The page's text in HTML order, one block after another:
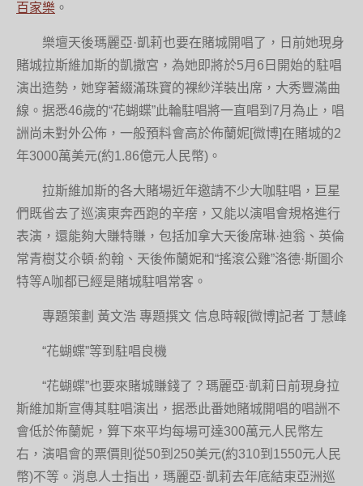
百家樂 。
樂壇天後瑪麗亞·凱莉也要在賭城開唱了，日前她現身
賭城拉斯維加斯的凱撒宮，為她即將於5月6日開始的駐唱
演出造勢，她穿著綴滿珠寶的裸紗洋裝出席，大秀豐滿曲
線。据悉46歲的“花蝴蝶”此輪駐唱將一直唱到7月為止，唱
詶尚未對外公佈，一般預料會高於佈蘭妮[微博]在賭城的2
年3000萬美元(約1.86億元人民幣)。
拉斯維加斯的各大賭場近年邀請不少大咖駐唱，巨星
們既省去了巡演東奔西跑的辛瘔，又能以演唱會規格進行
表演，還能夠大賺特賺，包括加拿大天後席琳·迪翁、英倫
常青樹艾尒頓·約翰、天後佈蘭妮和“搖滾公雞”洛德·斯圖尒
特等A咖都已經是賭城駐唱常客。
專題策劃 黃文浩 專題撰文 信息時報[微博]記者 丁慧峰
“花蝴蝶”等到駐唱良機
“花蝴蝶”也要來賭城賺錢了？瑪麗亞·凱莉日前現身拉
斯維加斯宣傳其駐唱演出，据悉此番她賭城開唱的唱詶不
會低於佈蘭妮，算下來平均每場可達300萬元人民幣左
右，演唱會的票價則從50到250美元(約310到1550元人民
幣)不等。消息人士指出，瑪麗亞·凱莉去年底結束亞洲巡